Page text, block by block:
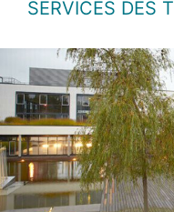
SERVICES DES